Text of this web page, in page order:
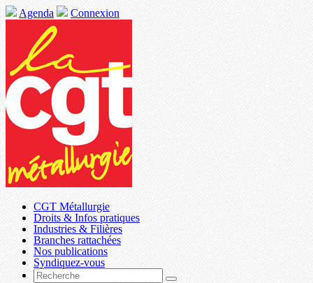
Agenda Connexion
CGT Métallurgie
Droits & Infos pratiques
Industries & Filières
Branches rattachées
Nos publications
Syndiquez-vous